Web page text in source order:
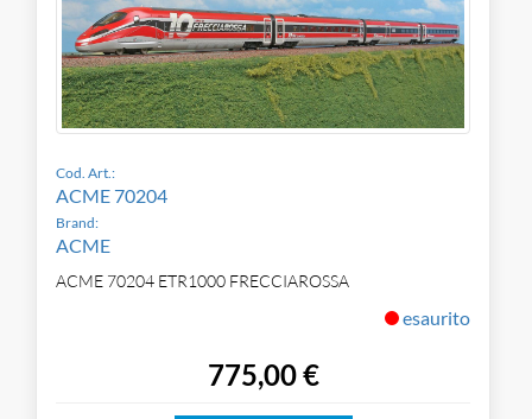
Cod. Art.:
ACME 70204
Brand:
ACME
ACME 70204 ETR1000 FRECCIAROSSA
esaurito
775,00 €